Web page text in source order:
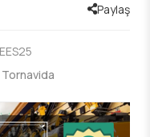
Paylaş